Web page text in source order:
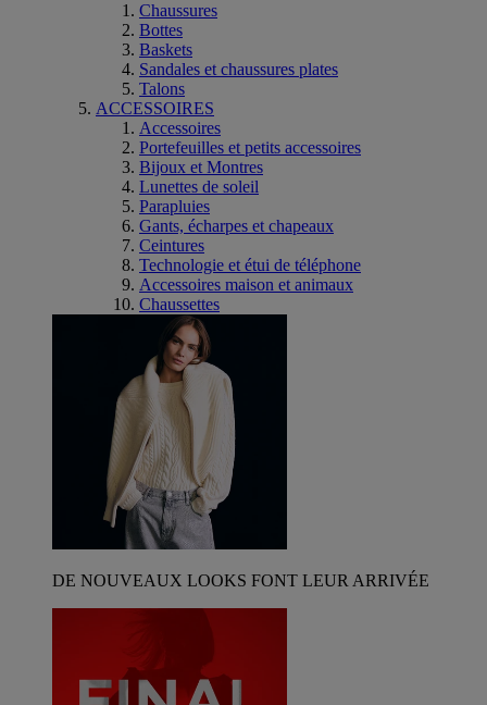
Chaussures
Bottes
Baskets
Sandales et chaussures plates
Talons
ACCESSOIRES
Accessoires
Portefeuilles et petits accessoires
Bijoux et Montres
Lunettes de soleil
Parapluies
Gants, écharpes et chapeaux
Ceintures
Technologie et étui de téléphone
Accessoires maison et animaux
Chaussettes
DE NOUVEAUX LOOKS FONT LEUR ARRIVÉE